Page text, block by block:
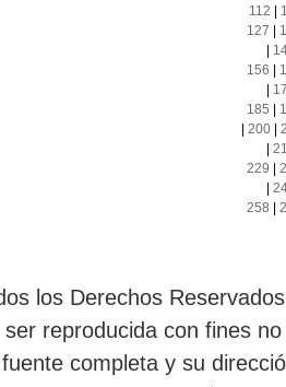
112
127
156
185
200|
229
258
los Derechos
ser reproducida con fines
completa y su